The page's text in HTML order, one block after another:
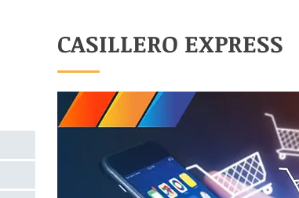
CASILLERO EXPRESS